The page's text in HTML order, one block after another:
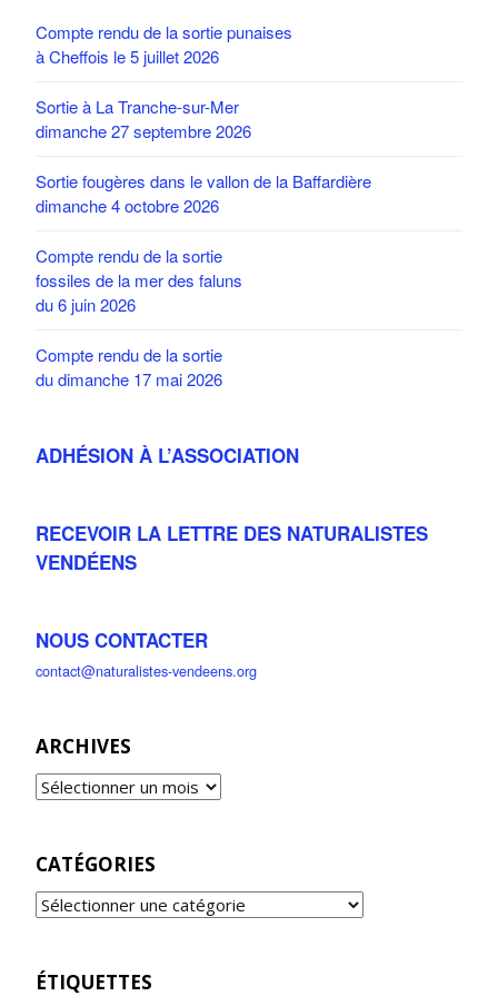
Compte rendu de la sortie punaises
à Cheffois le 5 juillet 2026
Sortie à La Tranche-sur-Mer
dimanche 27 septembre 2026
Sortie fougères dans le vallon de la Baffardière
dimanche 4 octobre 2026
Compte rendu de la sortie
fossiles de la mer des faluns
du 6 juin 2026
Compte rendu de la sortie
du dimanche 17 mai 2026
ADHÉSION À L’ASSOCIATION
RECEVOIR LA LETTRE DES NATURALISTES
VENDÉENS
NOUS CONTACTER
contact@naturalistes-vendeens.org
ARCHIVES
CATÉGORIES
ÉTIQUETTES